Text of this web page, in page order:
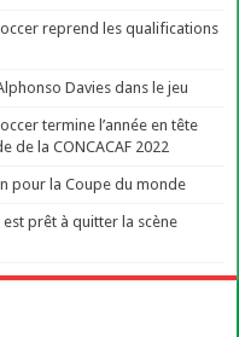
reprend les qualifications
Davies dans le jeu
termine l’année en tête
de la CONCACAF 2022
pour la Coupe du monde
est prêt à quitter la scène